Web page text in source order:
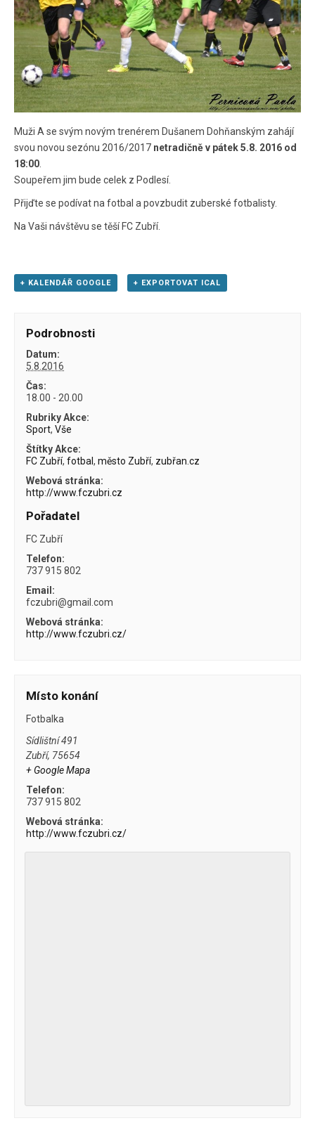
Muži A se svým novým trenérem Dušanem Dohňanským zahájí
svou novou sezónu 2016/2017 netradičně v pátek 5.8. 2016 od
18:00
Soupeřem jim bude celek z Podlesí.
Přijďte se podívat na fotbal a povzbudit zuberské fotbalisty.
Na Vaši návštěvu se těší FC Zubří.
+ KALENDÁŘ GOOGLE + EXPORTOVAT ICAL
Podrobnosti
Datum:
5.8.2016
Čas:
18.00 - 20.00
Rubriky Akce:
Sport,Vše
Štítky Akce:
FC Zubří,fotbal,město Zubří, zubřan.cz
Webová stránka:
http://www.fczubri.cz
Pořadatel
FC Zubří
Telefon:
737 915 802
Email:
fczubri@gmail.com
Webová stránka:
http://www.fczubri.cz/
Místo konání
Fotbalka
Sídlištní 491
Zubří, 75654
+ Google Mapa
Telefon:
737 915 802
Webová stránka:
http://www.fczubri.cz/